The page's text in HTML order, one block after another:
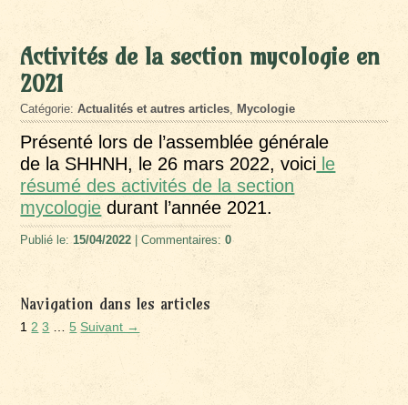
Activités de la section mycologie en
2021
Catégorie:Actualités et autres articles ,Mycologie
Présenté lors de l’assemblée générale
de la SHHNH, le 26 mars 2022, voici le
résumé des activités de la section
mycologie durant l’année 2021.
Publié le: 15/04/2022 | Commentaires:0
Navigation dans les articles
1 2 3 5 Suivant →